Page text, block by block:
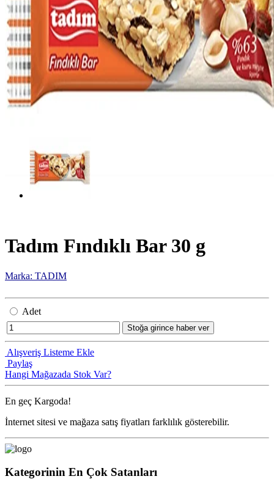
Tadım Fındıklı Bar 30 g
Marka: TADIM
Adet
Stoğa girince haber ver
Alışveriş Listeme Ekle
Paylaş
Hangi Mağazada Stok Var?
En geç Kargoda!
İnternet sitesi ve mağaza satış fiyatları farklılık gösterebilir.
Kategorinin En Çok Satanları